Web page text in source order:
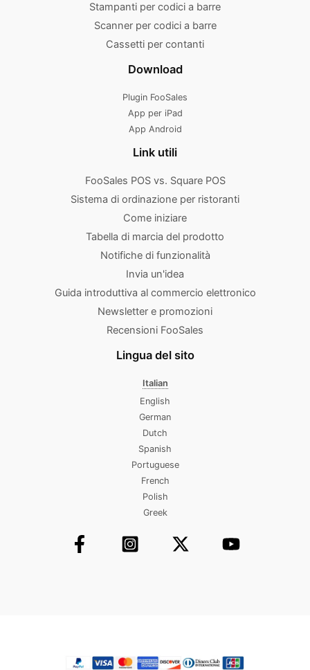
Stampanti per codici a barre
Scanner per codici a barre
Cassetti per contanti
Download
Plugin FooSales
App per iPad
App Android
Link utili
FooSales POS vs. Square POS
Sistema di ordinazione per ristoranti
Come iniziare
Tabella di marcia del prodotto
Notifiche di funzionalità
Invia un'idea
Guida introduttiva al commercio elettronico
Newsletter e promozioni
Recensioni FooSales
Lingua del sito
Italian
English
German
Dutch
Spanish
Portuguese
French
Polish
Greek